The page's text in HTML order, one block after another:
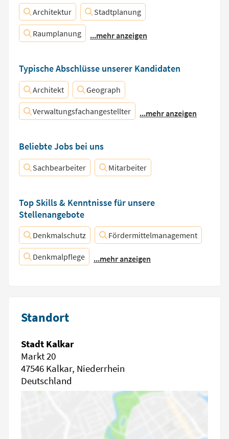
Architektur Stadtplanung
Raumplanung ...mehr anzeigen
Typische Abschlüsse unserer Kandidaten
Architekt Geograph
Verwaltungsfachangestellter ...mehr anzeigen
Beliebte Jobs bei uns
Sachbearbeiter Mitarbeiter
Top Skills & Kenntnisse für unsere
Stellenangebote
Denkmalschutz Fördermittelmanagement
Denkmalpflege ...mehr anzeigen
Standort
Stadt Kalkar
Markt 20
47546 Kalkar, Niederrhein
Deutschland